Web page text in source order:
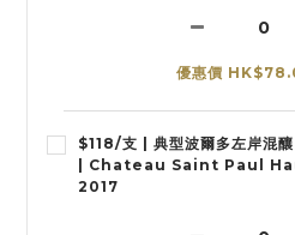
優惠價
$118/支 | 典型波爾多左岸
| Chateau Saint Paul
2017